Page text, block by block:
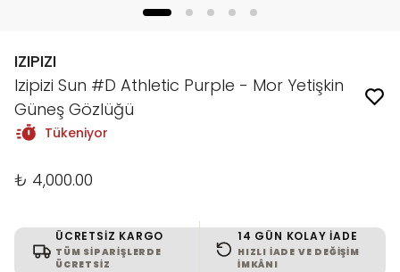
IZIPIZI
Izipizi Sun #D Athletic Purple - Mor Yetişkin
Güneş Gözlüğü
Tükeniyor
₺ 4,000.00
ÜCRETSIZ KARGO
TÜM SIPARIŞLERDE
ÜCRETSIZ
14 GÜN KOLAY İADE
HIZLI IADE VE DEĞIŞIM
IMKÂNI